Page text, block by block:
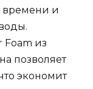
времени и
из
позволяет
экономит